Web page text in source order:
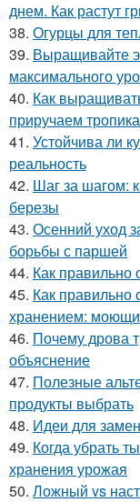
днем. Как растут
38. Огурцы для
39. Выращивайте
максимального
40. Как
приручаем
41. Устойчива ли
реальность
42. Шаг за шагом:
березы
43. Осенний уход
борьбы с паршей
44. Как правильно
45. Как правильно
хранением:
46. Почему дрова
объяснение
47. Полезные
продукты выбрать
48. Идеи для
49. Когда убрать
хранения урожая
50. Ложный vs